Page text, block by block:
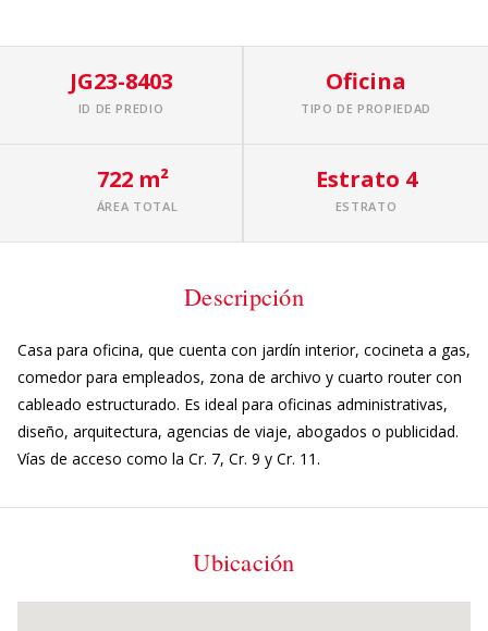
JG23-8403
ID DE PREDIO
Oficina
TIPO DE PROPIEDAD
722 m²
ÁREA TOTAL
Estrato 4
ESTRATO
Descripción
Casa para oficina, que cuenta con jardín interior, cocineta a gas,
comedor para empleados, zona de archivo y cuarto router con
cableado estructurado. Es ideal para oficinas administrativas,
diseño, arquitectura, agencias de viaje, abogados o publicidad.
Vías de acceso como la Cr. 7, Cr. 9 y Cr. 11.
Ubicación